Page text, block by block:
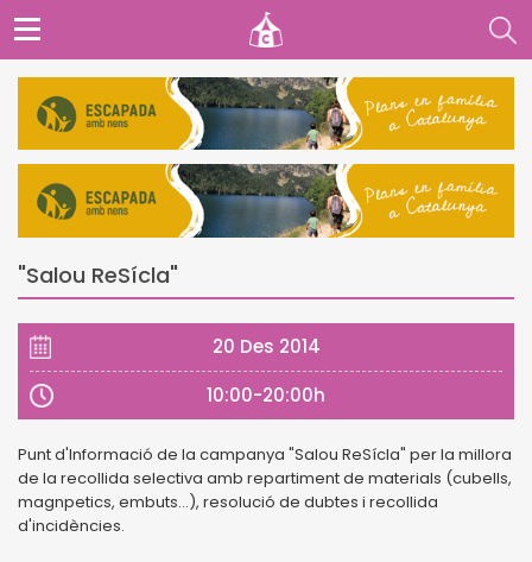
"Salou ReSícla"
20 Des 2014
10:00-20:00h
Punt d'Informació de la campanya "Salou ReSícla" per la millora
de la recollida selectiva amb repartiment de materials (cubells,
magnpetics, embuts...), resolució de dubtes i recollida
d'incidències.